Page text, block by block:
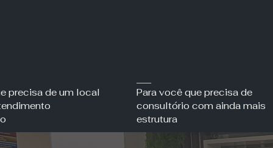
precisa de um local
Para você que precisa de
consultório com ainda mais
estrutura